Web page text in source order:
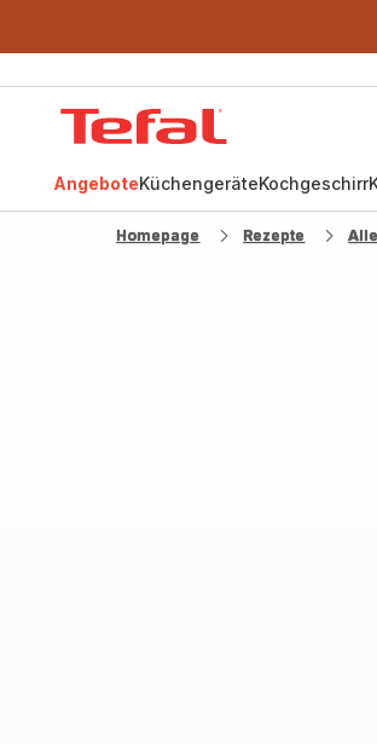
AngeboteKüchengeräteKochgeschirr
Homepage Rezepte